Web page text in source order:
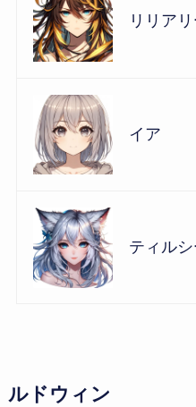
リリア
イア
ティルシ
ルドウィン